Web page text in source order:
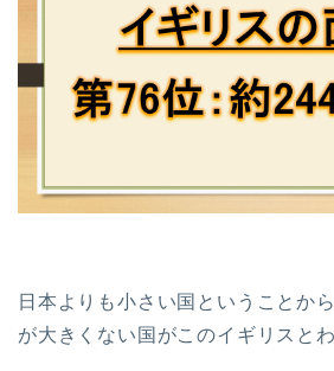
日本よりも小さい国ということか
が大きくない国がこのイギリスと